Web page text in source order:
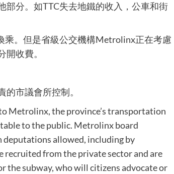
部分。如TTC失去地鐵的收入，公車和街
乘。但是省級公交機構Metrolinx正在考慮
收費。
市議會所控制。
Metrolinx, the province’s transportation
to the public. Metrolinx board
deputations allowed, including by
from the private sector and are
the subway, who will citizens advocate or